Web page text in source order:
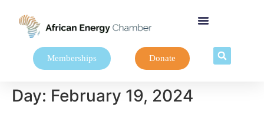
Memberships Donate
Day: February 19, 2024